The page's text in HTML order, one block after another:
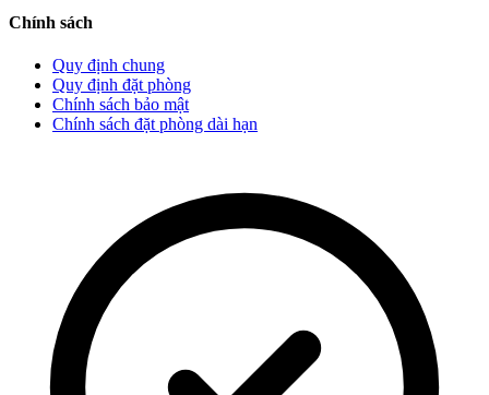
Chính sách
Quy định chung
Quy định đặt phòng
Chính sách bảo mật
Chính sách đặt phòng dài hạn